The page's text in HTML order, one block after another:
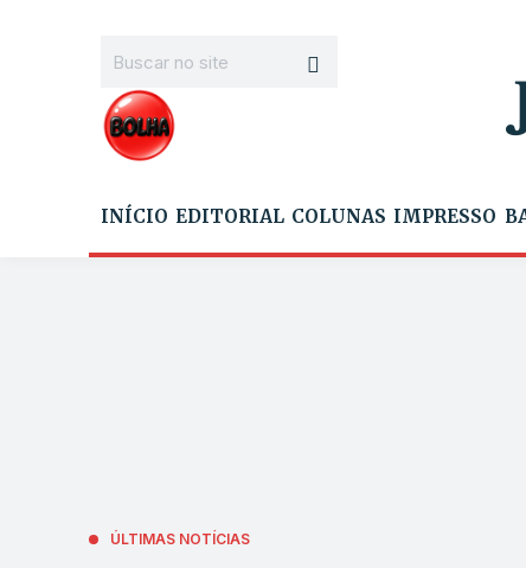
INÍCIO EDITORIAL COLUNAS IMPRESSO
ÚLTIMAS NOTÍCIAS